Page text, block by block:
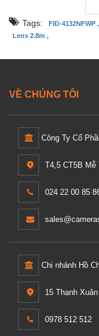
Tags: FID-4132NFWP ,
Lens 2.8m ,
VỀ CHÚNG TÔI
Công Ty Cổ
T4,5 CT5B
024 22 00 85
Chi nhánh Hồ
15 Thạnh
0978 512 512